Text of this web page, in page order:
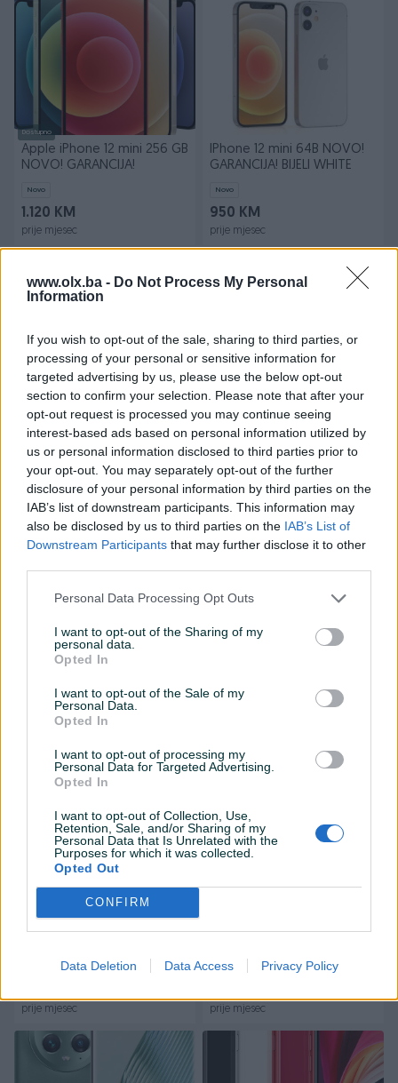
www.olx.ba - Do Not Process My Personal
Information
If you wish to opt-out of the sale, sharing to third parties, or
processing of your personal or sensitive information for
targeted advertising by us, please use the below opt-out
section to confirm your selection. Please note that after your
opt-out request is processed you may continue seeing
interest-based ads based on personal information utilized by
us or personal information disclosed to third parties prior to
your opt-out. You may separately opt-out of the further
disclosure of your personal information by third parties on the
IAB’s list of downstream participants. This information may
also be disclosed by us to third parties on the IAB’s List of
Downstream Participants that may further disclose it to other
Personal Data Processing Opt Outs
I want to opt-out of the Sharing of my
personal data.
Opted In
I want to opt-out of the Sale of my
Personal Data.
Opted In
I want to opt-out of processing my
Personal Data for Targeted Advertising.
Opted In
I want to opt-out of Collection, Use,
Retention, Sale, and/or Sharing of my
Personal Data that Is Unrelated with the
Purposes for which it was collected.
Opted Out
CONFIRM
Data Deletion Data Access Privacy Policy
Dostupno
Apple iPhone 12 mini 256 GB
NOVO! GARANCIJA!
Novo
1.120 KM
prije mjesec
IPhone 12 mini 64B NOVO!
GARANCIJA! BIJELI WHITE
Novo
950 KM
prije mjesec
Dostupno
Apple iPhone 12 mini 128GB
NOVO! GARANCIJA!
Novo
1.020 KM
prije mjesec
Apple MacBook Pro 16.2 M1
PRO 16 / 1TB NOVO!!
GARANCIJA!!
Novo
5.500 KM
prije mjesec
Apple iPhone 12 mini 64GB
BLACK
950 KM
prije mjesec prije mjesec
Samsung Z FLIP 6 12/512
ZAPAKOVAN FLIP6
prije mjesec
Apple iPhone 12 256 GB
Novo
prije mjesec